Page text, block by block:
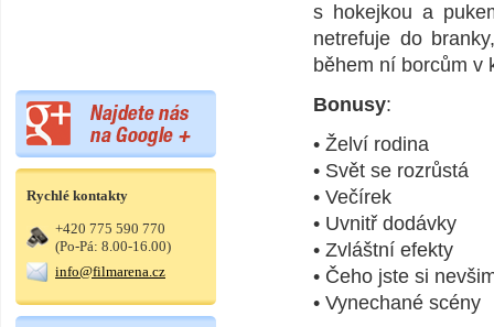
Rychlé kontakty
+420 775 590 770
(Po-Pá: 8.00-16.00)
info@filmarena.cz
s hokejkou a
netrefuje do
během ní borcům v
Bonusy:
• Želví rodina
• Svět se rozrůstá
• Večírek
• Uvnitř dodávky
• Zvláštní efekty
• Čeho jste si
• Vynechané scény